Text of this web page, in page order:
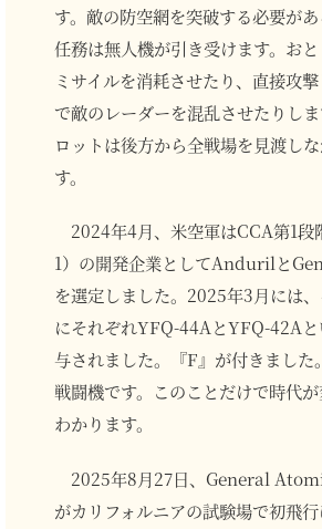
す。敵の防空網を突破する必要が
任務は無人機が引き受けます。お
ミサイルを消耗させたり、直接攻
で敵のレーダーを混乱させたりし
ロットは後方から全戦場を見渡し
す。
2024年4月、米空軍はCCA第1
1）の開発企業としてAndurilと
を選定しました。2025年3月には
にそれぞれYFQ-44AとYFQ-42A
与されました。『F』が付きました
戦闘機です。このことだけで時代
わかります。
2025年8月27日、General
がカリフォルニアの試験場で初飛